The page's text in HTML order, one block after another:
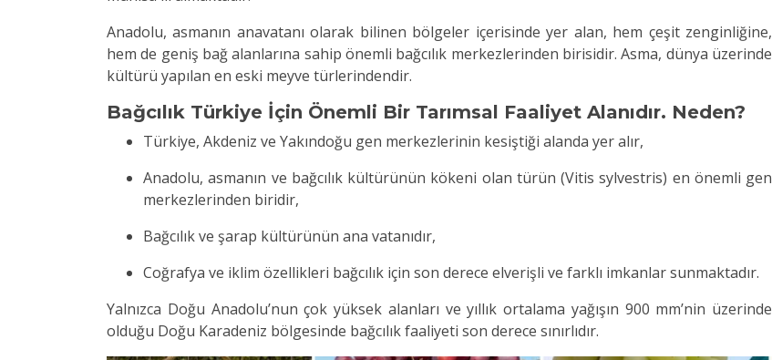
Anadolu, asmanın anavatanı olarak bilinen bölgeler içerisinde yer alan, hem çeşit zenginliğine,
hem de geniş bağ alanlarına sahip önemli bağcılık merkezlerinden birisidir. Asma, dünya üzerinde
kültürü yapılan en eski meyve türlerindendir.
Bağcılık Türkiye İçin Önemli Bir Tarımsal Faaliyet Alanıdır. Neden?
Türkiye, Akdeniz ve Yakındoğu gen merkezlerinin kesiştiği alanda yer alır,
Anadolu, asmanın ve bağcılık kültürünün kökeni olan türün (Vitis sylvestris) en önemli gen
merkezlerinden biridir,
Bağcılık ve şarap kültürünün ana vatanıdır,
Coğrafya ve iklim özellikleri bağcılık için son derece elverişli ve farklı imkanlar sunmaktadır.
Yalnızca Doğu Anadolu’nun çok yüksek alanları ve yıllık ortalama yağışın 900 mm’nin üzerinde
olduğu Doğu Karadeniz bölgesinde bağcılık faaliyeti son derece sınırlıdır.